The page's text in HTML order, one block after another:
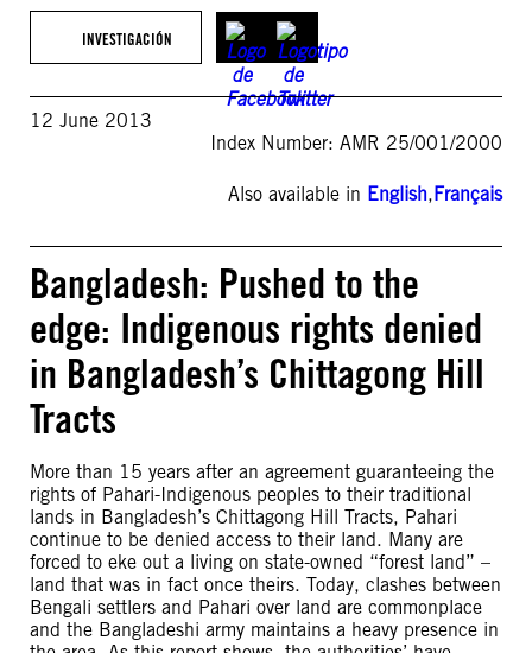
INVESTIGACIÓN
12 June 2013
Index Number: AMR 25/001/2000
Also available in English,Français
Bangladesh: Pushed to the
edge: Indigenous rights denied
in Bangladesh’s Chittagong Hill
Tracts
More than 15 years after an agreement guaranteeing the
rights of Pahari-Indigenous peoples to their traditional
lands in Bangladesh’s Chittagong Hill Tracts, Pahari
continue to be denied access to their land. Many are
forced to eke out a living on state-owned “forest land” –
land that was in fact once theirs. Today, clashes between
Bengali settlers and Pahari over land are commonplace
and the Bangladeshi army maintains a heavy presence in